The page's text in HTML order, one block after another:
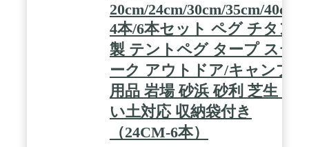
20cm/24cm/30cm/35cm/40cm
4本/6本セット ペグ チタン
製 テントペグ タープ ステ
ーク アウトドア/キャンプ
用品 岩場 砂浜 砂利 芝生 硬
い土対応 収納袋付き
（24CM-6本）